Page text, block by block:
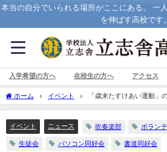
本当の自分でいられる場所がここにある。 一
を伸ばす高校です。
入学希望の方へ 在校生の方へ アクセス
ホーム イベント 「歳末たすけあい運動」
イベント ニュース 吹奏楽部 ボラン
生徒会 パソコン同好会 書道同好会